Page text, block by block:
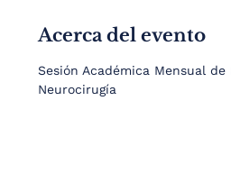
Acerca del evento
Sesión Académica Mensual de
Neurocirugía